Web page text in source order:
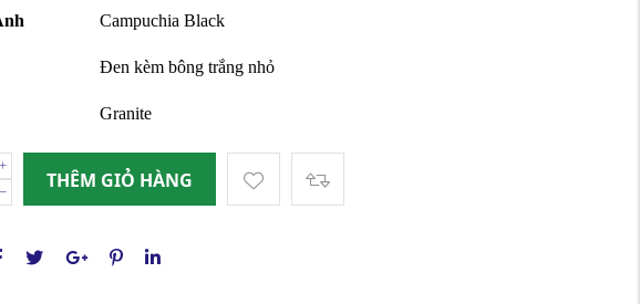
Campuchia Black
Đen kèm bông trắng nhỏ
Granite
THÊM GIỎ HÀNG